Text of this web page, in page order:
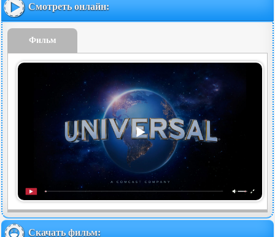
Смотреть онлайн:
Фильм
Скачать фильм: